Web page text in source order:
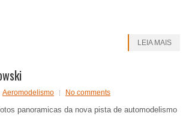
LEIA MAIS
Aeromodelismo No comments
panoramicas da nova pista de automodelismo